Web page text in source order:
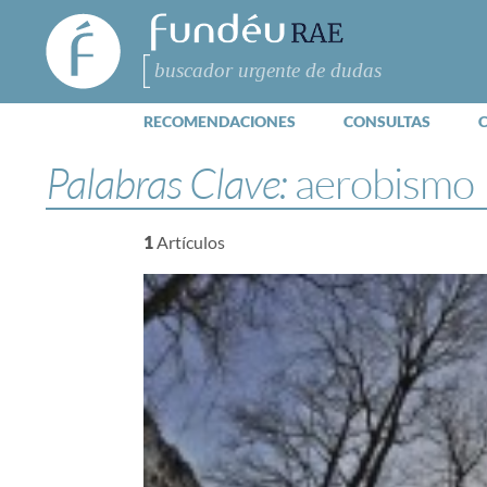
FundéuRAE
- Fundación
del Español
Urgente
Buscar
RECOMENDACIONES CONSULTAS
Palabras Clave:aerobismo
1Artículos